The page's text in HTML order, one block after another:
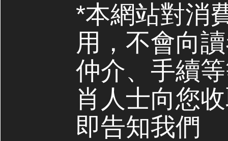
*本網站對消
用，不會向
仲介、手續
肖人士向您
即告知我們